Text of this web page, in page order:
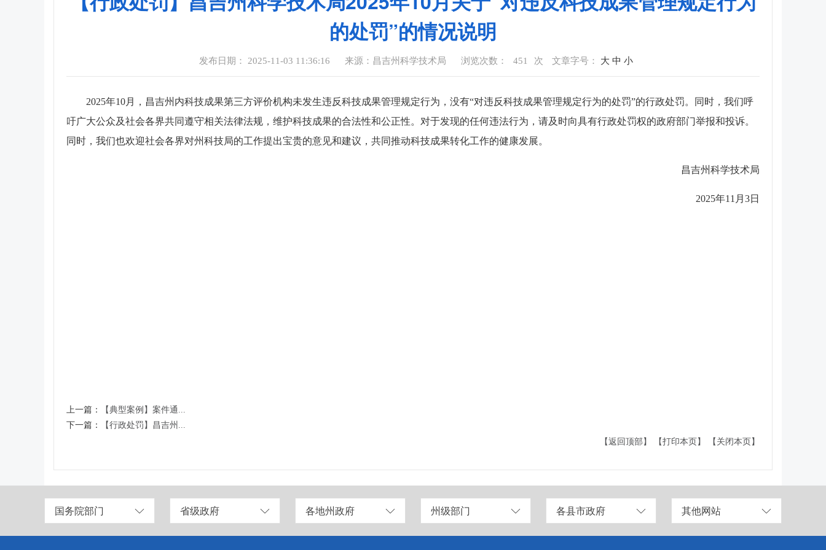
的处罚”的情况说明
发布日期： 2025-11-03 11:36:16 来源：昌吉州科学技术局 浏览次数： 451 次 文章字号： 大 中 小
2025年10月，昌吉州内科技成果第三方评价机构未发生违反科技成果管理规定行为，没有“对违反科技成果管理规定行为的处罚”的行政处罚。同时，我们呼
吁广大公众及社会各界共同遵守相关法律法规，维护科技成果的合法性和公正性。对于发现的任何违法行为，请及时向具有行政处罚权的政府部门举报和投诉。
同时，我们也欢迎社会各界对州科技局的工作提出宝贵的意见和建议，共同推动科技成果转化工作的健康发展。
昌吉州科学技术局
2025年11月3日
上一篇：
【典型案例】案件通...
下一篇：
【行政处罚】昌吉州...
【返回顶部】
【打印本页】 【关闭本页】
国务院部门 省级政府 各地州政府 州级部门 各县市政府 其他网站